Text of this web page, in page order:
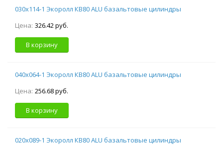
030х114-1 Экоролл КВ80 ALU базальтовые цилиндры
Цена: 326.42 руб.
В корзину
040х064-1 Экоролл КВ80 ALU базальтовые цилиндры
Цена: 256.68 руб.
В корзину
020х089-1 Экоролл КВ80 ALU базальтовые цилиндры